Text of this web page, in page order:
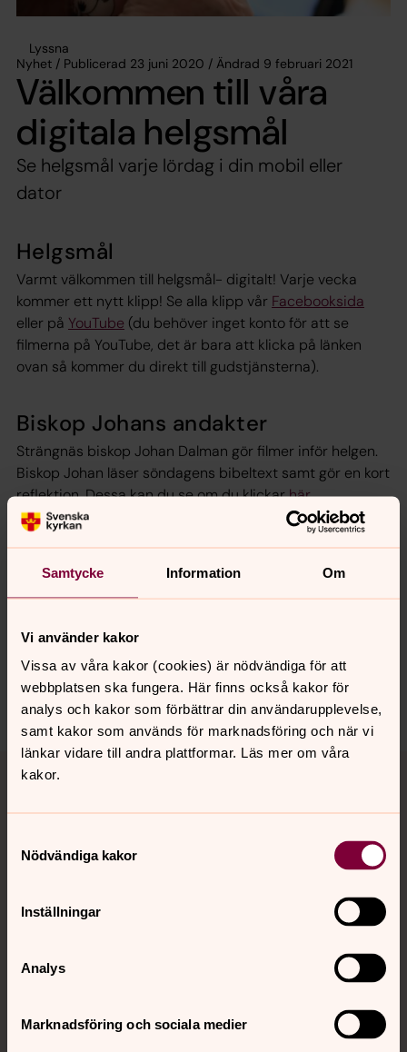
Samtycke Information Om
Vi använder kakor
Vissa av våra kakor (cookies) är nödvändiga för att
webbplatsen ska fungera. Här finns också kakor för
analys och kakor som förbättrar din användarupplevelse,
samt kakor som används för marknadsföring och när vi
länkar vidare till andra plattformar. Läs mer om våra
kakor.
Nödvändiga kakor
Inställningar
Analys
Marknadsföring och sociala medier
Lyssna
Nyhet / Publicerad 23 juni 2020 / Ändrad 9 februari 2021
Välkommen till våra
digitala helgsmål
Se helgsmål varje lördag i din mobil eller
dator
Helgsmål
Varmt välkommen till helgsmål- digitalt! Varje vecka
kommer ett nytt klipp! Se alla klipp vår Facebooksida
eller på YouTube (du behöver inget konto för att se
filmerna på YouTube, det är bara att klicka på länken
ovan så kommer du direkt till gudstjänsterna).
Biskop Johans andakter
Strängnäs biskop Johan Dalman gör filmer inför helgen.
Biskop Johan läser söndagens bibeltext samt gör en kort
reflektion. Dessa kan du se om du klickarhär.
innehåll?
jarna-vardinge.pastorat@svenskakyrkan.se
Dela
Tillbaka till toppen
Tillbaka till innehållet
Kontakt
Kalender